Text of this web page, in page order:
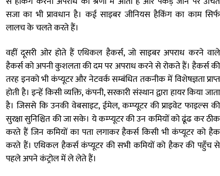
सजा का भी प्रावधान है। कई साइबर जीनियस हैकिंग का काम सिर्फ
लालच के चलते करते हैं।
वहीं दूसरी ओर होते हैं एथिकल हैकर्स, जो साइबर अपराध करने वाले
हैकर्स को अपनी कुशलता की दम पर अपराध करने से रोकते हैं। हैकर्स की
तरह इनको भी कंप्यूटर और नेटवर्क सम्बंधित तकनीक में विशेषज्ञता प्राप्त
होती है। इन्हें किसी व्यक्ति, कंपनी, सरकारी संस्थान द्वारा हायर किया जाता
है। जिससे कि उनकी वेबसाइट, ईमेल, कम्प्यूटर की प्राइवेट फाइल्स की
सुरक्षा सुनिश्चित की जा सके। ये कम्प्यूटर की उन कमियों को ढूंढ कर ठीक
करते हैं जिन कमियों का पता लगाकर हैकर्स किसी भी कंप्यूटर को हैक
करते हैं। एथिकल हैकर्स कंप्यूटर की सभी कमियों को हैकर की पहुँच से
पहले अपने कंट्रोल में ले लेते हैं।